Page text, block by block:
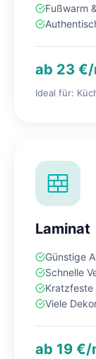
Fußwarm
ab 23 €/
Ideal für:
Laminat
Günstige
Schnelle
Viele
ab 19 €/